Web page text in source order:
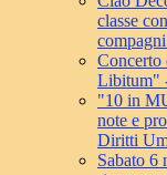
classe
Concerto
Libitum"
"10 in
note e
Diritti
Sabato 6